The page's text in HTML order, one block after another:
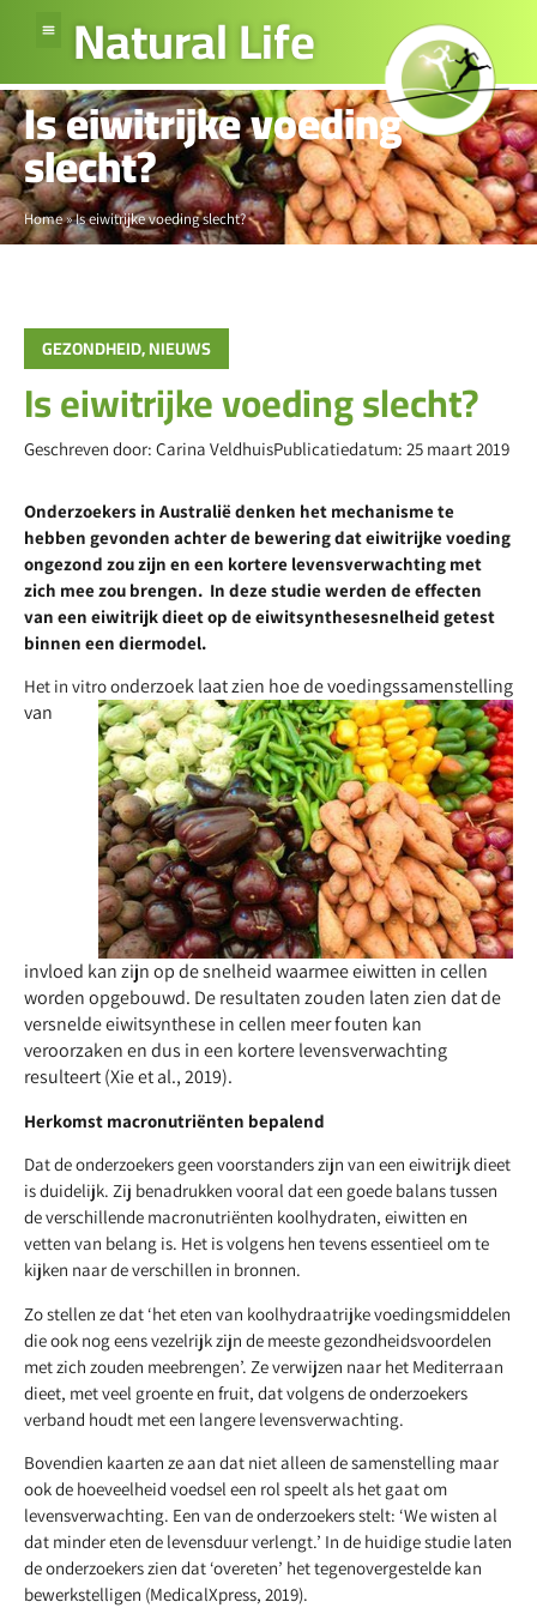
Natural Life
Is eiwitrijke voeding
slecht?
Home»Is eiwitrijke voeding slecht?
GEZONDHEID,NIEUWS
Is eiwitrijke voeding slecht?
Geschreven door: Carina VeldhuisPublicatiedatum: 25 maart 2019
Onderzoekers in Australië denken het mechanisme te
hebben gevonden achter de bewering dat eiwitrijke voeding
ongezond zou zijn en een kortere levensverwachting met
zich mee zou brengen. In deze studie werden de effecten
van een eiwitrijk dieet op de eiwitsynthesesnelheid getest
binnen een diermodel.
Het in vitro onderzoek laat zien hoe de voedingssamenstelling
van
invloed kan zijn op de snelheid waarmee eiwitten in cellen
worden opgebouwd. De resultaten zouden laten zien dat de
versnelde eiwitsynthese in cellen meer fouten kan
veroorzaken en dus in een kortere levensverwachting
resulteert (Xie et al., 2019).
Herkomst macronutriënten bepalend
Dat de onderzoekers geen voorstanders zijn van een eiwitrijk dieet
is duidelijk. Zij benadrukken vooral dat een goede balans tussen
de verschillende macronutriënten koolhydraten, eiwitten en
vetten van belang is. Het is volgens hen tevens essentieel om te
kijken naar de verschillen in bronnen.
Zo stellen ze dat ‘het eten van koolhydraatrijke voedingsmiddelen
die ook nog eens vezelrijk zijn de meeste gezondheidsvoordelen
met zich zouden meebrengen’. Ze verwijzen naar het Mediterraan
dieet, met veel groente en fruit, dat volgens de onderzoekers
verband houdt met een langere levensverwachting.
Bovendien kaarten ze aan dat niet alleen de samenstelling maar
ook de hoeveelheid voedsel een rol speelt als het gaat om
levensverwachting. Een van de onderzoekers stelt: ‘We wisten al
dat minder eten de levensduur verlengt.’ In de huidige studie laten
de onderzoekers zien dat ‘overeten’ het tegenovergestelde kan
bewerkstelligen (MedicalXpress, 2019).